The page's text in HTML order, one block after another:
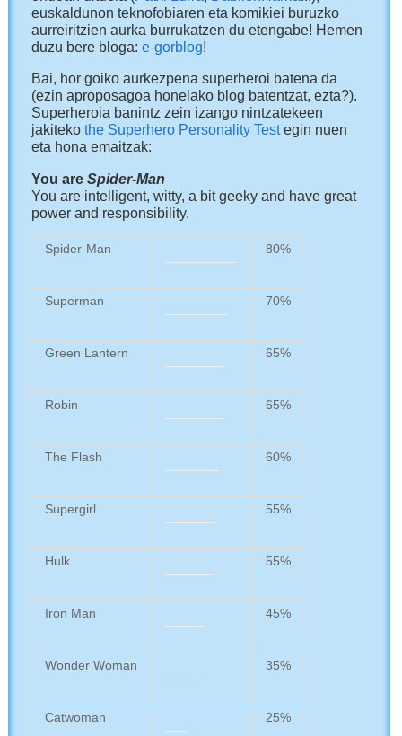
euskaldunon teknofobiaren eta komikiei buruzko
aurreiritzien aurka burrukatzen du etengabe! Hemen
duzu bere bloga:e-gorblog!
Bai, hor goiko aurkezpena superheroi batena da
(ezin aproposagoa honelako blog batentzat, ezta?).
Superheroia banintz zein izango nintzatekeen
jakitekothe Superhero Personality Testegin nuen
eta hona emaitzak:
You areSpider-Man
You are intelligent, witty, a bit geeky and have great
power and responsibility.
Spider-Man 80%
Superman 70%
Green Lantern 65%
Robin 65%
The Flash 60%
Supergirl 55%
Hulk 55%
Iron Man 45%
Wonder Woman 35%
Catwoman 25%